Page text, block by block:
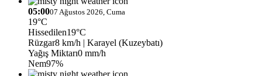
05:0007 Ağustos 2026, Cuma
19°C
Hissedilen19°C
Rüzgar8 km/h | Karayel (Kuzeybatı)
Yağış Miktarı0 mm/h
Nem97%